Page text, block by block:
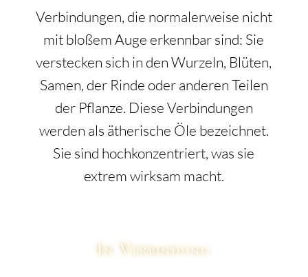
Verbindungen, die normalerweise nicht
mit bloßem Auge erkennbar sind: Sie
verstecken sich in den Wurzeln, Blüten,
Samen, der Rinde oder anderen Teilen
der Pflanze. Diese Verbindungen
werden als ätherische Öle bezeichnet.
Sie sind hochkonzentriert, was sie
extrem wirksam macht.
In Verbindung